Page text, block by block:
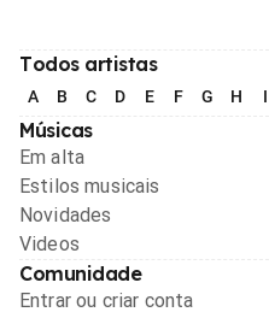
Todos artistas
A B C D E F G H I
Músicas
Em alta
Estilos musicais
Novidades
Videos
Comunidade
Entrar ou criar conta